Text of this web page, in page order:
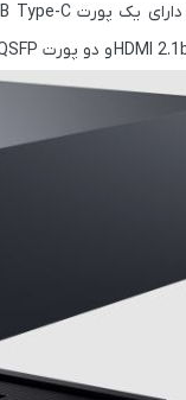
یک پورت USB Type-C با توان 20 گیگابیت بر ثانیه برای شارژ
و دو پورت QSFP با سرعت 200 گیگابیت بر ثانیه